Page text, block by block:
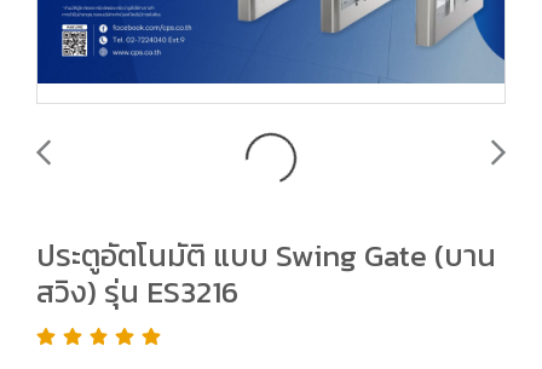
ประตูอัตโนมัติ แบบ Swing Gate (บาน
สวิง) รุ่น ES3216